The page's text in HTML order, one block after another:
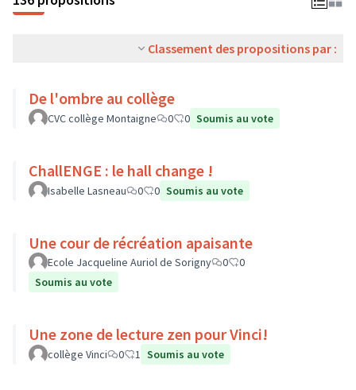
Classement des propositions par :
De l'ombre au collège
CVC collège Montaigne 0 0 Soumis au vote
ChallENGE : le hall change !
Isabelle Lasneau 0 0 Soumis au vote
Une cour de récréation apaisante
Ecole Jacqueline Auriol de Sorigny 0
0
Soumis au vote
Une zone de lecture zen pour Vinci!
collège Vinci 0 1 Soumis au vote